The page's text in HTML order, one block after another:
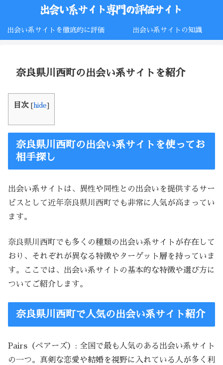
出会い系サイトを徹底的に評価 出会い系サイトの知識
奈良県川西町の出会い系サイトを紹介
目次 [ hide]
奈良県川西町の出会い系サイトを使ってお
相手探し
出会い系サイトは、異性や同性との出会いを提供するサー
ビスとして近年奈良県川西町でも非常に人気が高まってい
ます。
奈良県川西町でも多くの種類の出会い系サイトが存在して
おり、それぞれが異なる特徴やターゲット層を持っていま
す。ここでは、出会い系サイトの基本的な特徴や選び方に
ついてご紹介します。
奈良県川西町で人気の出会い系サイト紹介
Pairs（ペアーズ）: 全国で最も人気のある出会い系サイト
の一つ。真剣な恋愛や結婚を視野に入れている人が多く利